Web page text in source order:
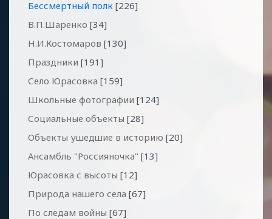
Бессмертный полк [226]
В.П.Шаренко [34]
Н.И.Костомаров [130]
Праздники [191]
Село Юрасовка [159]
Школьные фотографии [124]
Социальные объекты [28]
Объекты ушедшие в историю [20]
Ансамбль "Россияночка" [13]
Юрасовка с высоты [12]
Природа нашего села [67]
По следам войны [67]